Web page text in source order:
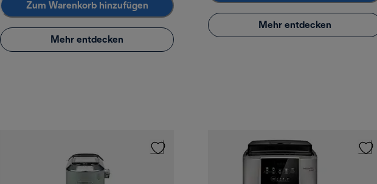
Zum Warenkorb hinzufügen
Mehr entdecken
Mehr entdecken